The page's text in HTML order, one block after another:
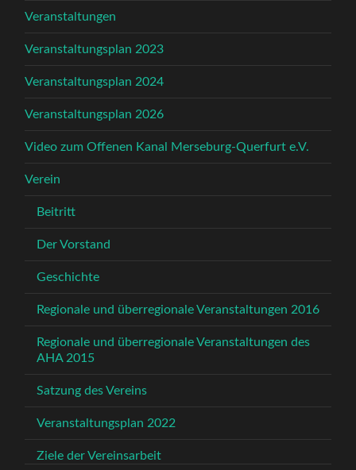
Veranstaltungen
Veranstaltungsplan 2023
Veranstaltungsplan 2024
Veranstaltungsplan 2026
Video zum Offenen Kanal Merseburg-Querfurt e.V.
Verein
Beitritt
Der Vorstand
Geschichte
Regionale und überregionale Veranstaltungen 2016
Regionale und überregionale Veranstaltungen des
AHA 2015
Satzung des Vereins
Veranstaltungsplan 2022
Ziele der Vereinsarbeit